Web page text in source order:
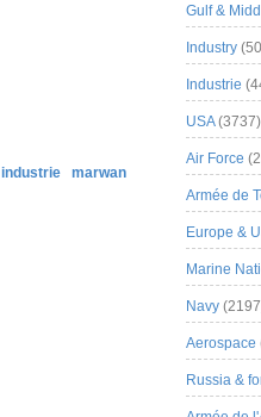
industrie
marwan
Gulf &
Industry
Industrie
USA(3737)
Air Force
Armée de
Europe &
Marine
Navy
Aerospace
Russia &